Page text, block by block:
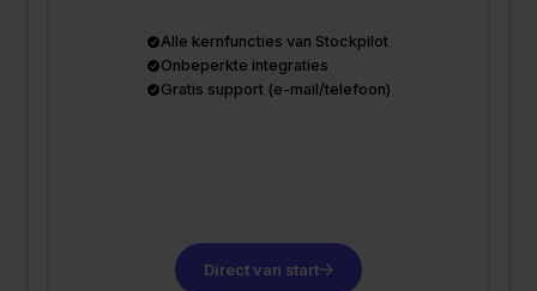
Alle kernfuncties van Stockpilot
Onbeperkte integraties
Gratis support (e-mail/telefoon)
Direct van start